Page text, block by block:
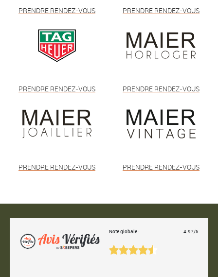
PRENDRE RENDEZ-VOUS PRENDRE RENDEZ-VOUS
PRENDRE RENDEZ-VOUS PRENDRE RENDEZ-VOUS
PRENDRE RENDEZ-VOUS PRENDRE RENDEZ-VOUS
Note globale : 4.97/5